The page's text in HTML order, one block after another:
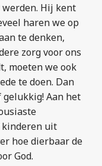
werden. Hij kent
haren we op
te denken,
zorg voor ons
moeten we ook
te doen. Dan
Aan het
kinderen uit
hoe dierbaar de
God.